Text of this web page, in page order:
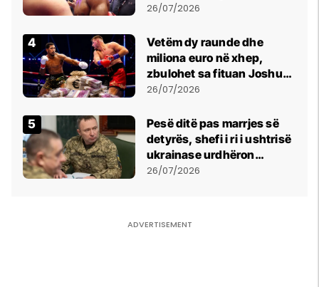
26/07/2026
Vetëm dy raunde dhe
miliona euro në xhep,
zbulohet sa fituan Joshua
e Prenga
26/07/2026
Pesë ditë pas marrjes së
detyrës, shefi i ri i ushtrisë
ukrainase urdhëron
kontroll të madh
26/07/2026